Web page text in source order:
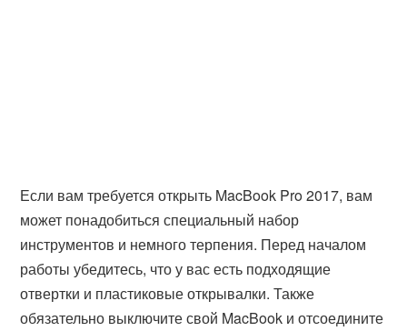
Если вам требуется открыть MacBook Pro 2017, вам
может понадобиться специальный набор
инструментов и немного терпения. Перед началом
работы убедитесь, что у вас есть подходящие
отвертки и пластиковые открывалки. Также
обязательно выключите свой MacBook и отсоедините